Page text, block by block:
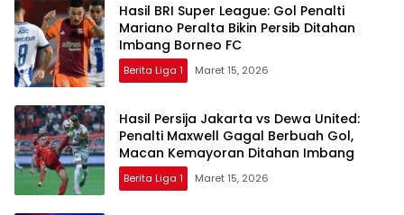
Hasil BRI Super League: Gol Penalti
Mariano Peralta Bikin Persib Ditahan
Imbang Borneo FC
Berita Liga 1 Maret 15, 2026
Hasil Persija Jakarta vs Dewa United:
Penalti Maxwell Gagal Berbuah Gol,
Macan Kemayoran Ditahan Imbang
Berita Liga 1 Maret 15, 2026